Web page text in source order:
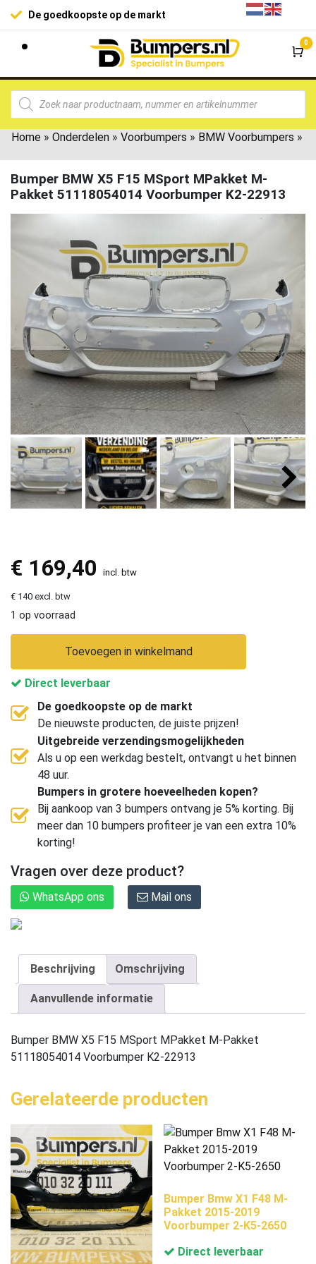
De goedkoopste op de markt
0
Home » Onderdelen » Voorbumpers » BMW Voorbumpers »
Bumper BMW X5 F15 MSport MPakket M-
Pakket 51118054014 Voorbumper K2-22913
€ 169,40 incl. btw
€ 140 excl. btw
1 op voorraad
Toevoegen in winkelmand
Direct leverbaar
De goedkoopste op de markt
De nieuwste producten, de juiste prijzen!
Uitgebreide verzendingsmogelijkheden
Als u op een werkdag bestelt, ontvangt u het binnen
48 uur.
Bumpers in grotere hoeveelheden kopen?
Bij aankoop van 3 bumpers ontvang je 5% korting. Bij
meer dan 10 bumpers profiteer je van een extra 10%
korting!
Vragen over deze product?
WhatsApp ons Mail ons
Beschrijving Omschrijving
Aanvullende informatie
Bumper BMW X5 F15 MSport MPakket M-Pakket
51118054014 Voorbumper K2-22913
Gerelateerde producten
Bumper Bmw X1 F48 M-
Pakket 2015-2019
Voorbumper 2-K5-2650
Direct leverbaar